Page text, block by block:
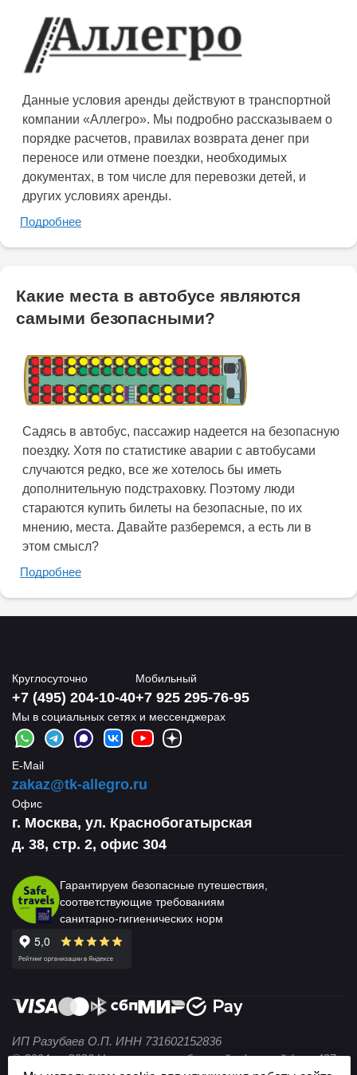
Данные условия аренды действуют в транспортной
компании «Аллегро». Мы подробно рассказываем о
порядке расчетов, правилах возврата денег при
переносе или отмене поездки, необходимых
документах, в том числе для перевозки детей, и
других условиях аренды.
Подробнее
Какие места в автобусе являются
самыми безопасными?
Садясь в автобус, пассажир надеется на безопасную
поездку. Хотя по статистике аварии с автобусами
случаются редко, все же хотелось бы иметь
дополнительную подстраховку. Поэтому люди
стараются купить билеты на безопасные, по их
мнению, места. Давайте разберемся, а есть ли в
этом смысл?
Подробнее
Круглосуточно
+7 (495) 204-10-40
Мобильный
+7 925 295-76-95
Мы в социальных сетях и мессенджерах
E-Mail
zakaz@tk-allegro.ru
Офис
г. Москва, ул. Краснобогатырская
д. 38, стр. 2, офис 304
Гарантируем безопасные путешествия,
соответствующие требованиям
санитарно-гигиенических норм
ИП Разубаев О.П. ИНН 731602152836
© 2004 — 2026 Не является публичной офертой (ст. 437